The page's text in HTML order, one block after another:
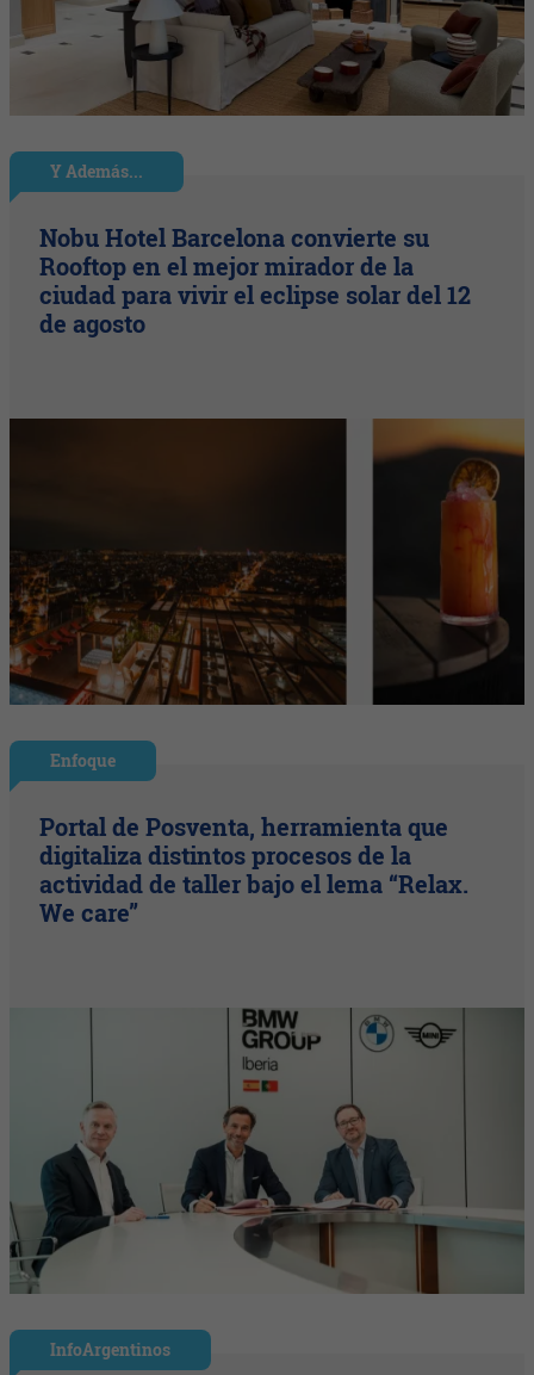
Y Además...
Nobu Hotel Barcelona convierte su
Rooftop en el mejor mirador de la
ciudad para vivir el eclipse solar del 12
de agosto
Enfoque
Portal de Posventa, herramienta que
digitaliza distintos procesos de la
actividad de taller bajo el lema “Relax.
We care”
InfoArgentinos